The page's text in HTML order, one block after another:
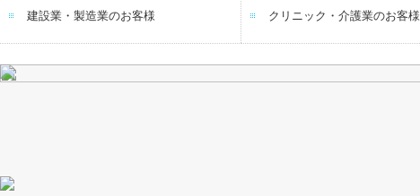
当事務所の特長
建設業・製造業のお客様 クリニック・介護業のお客様